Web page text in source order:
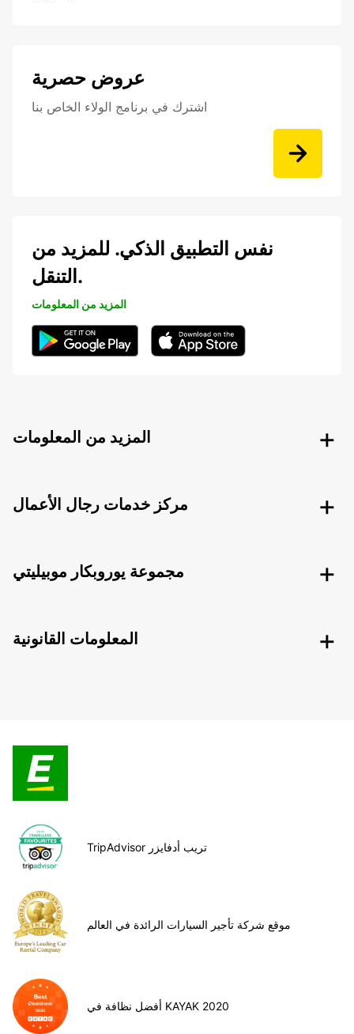
عروض حصرية
اشترك في برنامج الولاء الخاص بنا
نفس التطبيق الذكي. للمزيد من
التنقل.
المزيد من المعلومات
المزيد من المعلومات
مركز خدمات رجال الأعمال
مجموعة يوروبكار موبيليتي
المعلومات القانونية
TripAdvisor تريب أدفايزر
موقع شركة تأجير السيارات الرائدة في العالم
أفضل نظافة في KAYAK 2020